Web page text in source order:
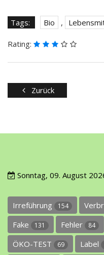
Tags: Bio ,
Rating:
Zurück
Sonntag, 09. August
Irreführung 154
Fake 131 Fehler 84
ÖKO-TEST 69 Label